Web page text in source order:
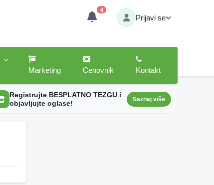
4
Prijavi se
Marketing
Cenovnik Kontakt
Registrujte BESPLATNO TEZGU i
objavljujte oglase!
Saznaj više